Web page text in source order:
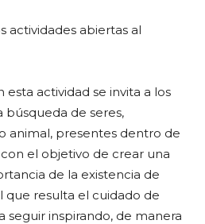
actividades abiertas al
esta actividad se invita a los
búsqueda de seres,
animal, presentes dentro de
el objetivo de crear una
de la existencia de
que resulta el cuidado de
seguir inspirando, de manera